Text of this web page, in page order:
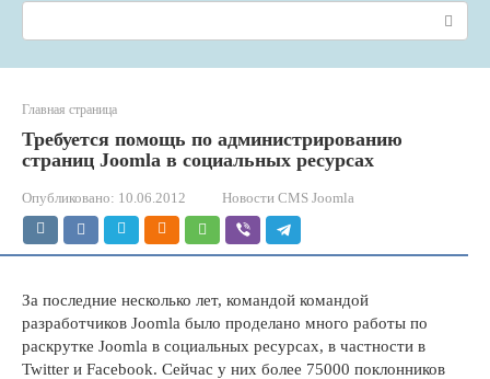
Главная страница
Требуется помощь по администрированию
страниц Joomla в социальных ресурсах
Опубликовано: 10.06.2012 Новости CMS Joomla
За последние несколько лет, командой командой
разработчиков Joomla было проделано много работы по
раскрутке Joomla в социальных ресурсах, в частности в
Twitter и Facebook. Сейчас у них более 75000 поклонников